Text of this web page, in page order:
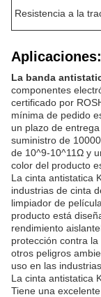
Resistencia a la
Aplicaciones:
La banda
componentes
certificado por
mínima de pedido
un plazo de
suministro de
de 10^9-10^11Ω y
color del producto
La cinta antistatica
industrias de cinta
limpiador de
producto está
rendimiento
protección contra
otros peligros
uso en las
La cinta antistatica
Tiene una